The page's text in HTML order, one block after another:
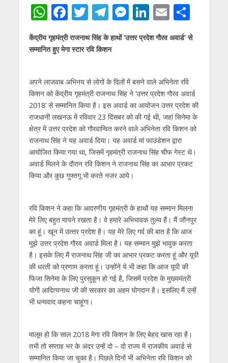
W
at
s
A
p
p
F
e
o
o
k
T
w
itt
T
el
e
a
m
M
ss
n
g
er
Li
n
k
dI
n
E
m
ai
S
h
ar
केंद्रीय गृहमंत्री राजनाथ सिंह के हाथों ‘उत्तर प्रदेश गौरव अवार्ड’ से
सम्‍मानित हुए मेगा स्‍टार रवि किशन
अपने लाजवाब अभिनय से लोगों के दिलों में बसने वाले अभिनेता रवि
किशन को केंद्रीय गृहमंत्री राजनाथ सिंह ने ‘उत्तर प्रदेश गौरव अवार्ड
2018’ से सम्‍मानित किया है। इस अवार्ड का आयोजन उत्तर प्रदेश की
राजधानी लखनऊ में रविवार 23 दिंसबर को की गई थी, जहां सिनेमा के
क्षेत्र में उत्तर प्रदेश को गौरवान्वित करने वाले अभिनेता रवि किशन को
राजनाथ सिंह ने यह अवार्ड दिया। यह अवार्ड मां फाउंडेशन द्वारा
आयोजित किया गया था, जिसमें गृहमंत्री राजनाथ सिंह चीफ गेस्‍ट थे।
अवार्ड मिलने के दौरान रवि किशन ने राजनाथ सिंह का आभार प्रकट
किया और कुछ गुफ्तगू भी करते नजर आये।
रवि किशन ने कहा कि आदरणीय गृहमंत्री के हाथों यह सम्‍मान मिलना
मेरे लिए बहुत मायने रखता है। वे हमारे अभिभावक तुल्‍य हैं। मैं जौनपुर
का हूं। खून में उत्‍तर प्रदेश है। यह‍ मेरे लिए गर्व की बात है कि आज
मुझे उत्तर प्रदेश गौरव अवार्ड मिला है। यह सम्‍मान मुझे भावुक करता
है। इसके लिए मैं राजनाथ सिंह जी का आभार प्रकट करता हूं और यूपी
की धरती को प्रणाम करता हूं। उन्‍होंने ये भी कहा कि आज यूपी की
फिजा सिनेमा के लिए पुरसुकून हो गई है, जिसमें प्रदेश के मुख्‍यमंत्री
योगी आदित्‍यनाथ जी की सरकार का अहम योगदान है। इसलिए मैं उन्‍हें
भी धन्‍यवाद कहना चाहूंगा।
मालूम हो कि साल 2018 मेगा रवि किशन के लिए बेहद खास रहा है।
तभी तो सप्‍ताह भर के अंदर उन्‍हें दो – दो राज्‍य में राजकीय अवार्ड से
सम्‍मानित किया जा चुका है। पिछले दिनों भी अभिनेता रवि किशन को